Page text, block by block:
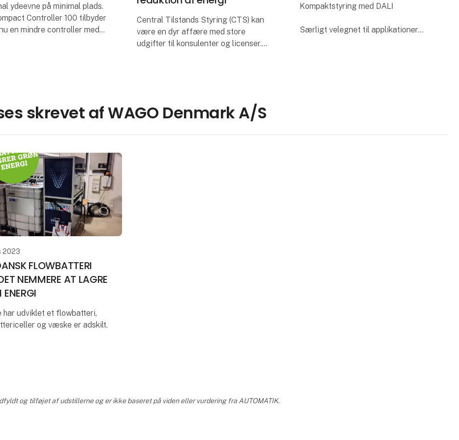
ydeevne på minimal plads.
Controller 100 tilbyder
en mindre controller med
Central Tilstands Styring (CTS) kan
være en dyr affære med store
udgifter til konsulenter og licenser.
Kompaktstyring med DALI
Særligt velegnet til applikationer
skrevet af WAGO Denmark A/S
2023
FLOWBATTERI
NEMMERE AT LAGRE
har udviklet et flowbatteri,
og væske er adskilt.
og tilføjet af udstillerne og er ikke baseret på viden eller vurdering fra AUTOMATIK.